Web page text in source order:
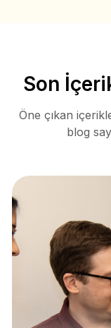
Son
Öne çıkan
blog